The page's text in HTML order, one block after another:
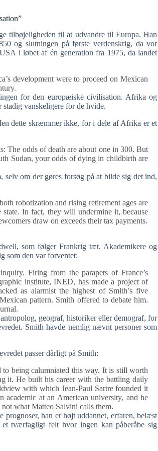
tilbøjeligheden til at udvandre til Europa. Han
og slutningen på første verdenskrig, da vor
i løbet af én generation fra 1975, da landet
development were to proceed on Mexican
for den europæiske civilisation. Afrika og
vanskeligere for de hvide.
dette skræmmer ikke, for i dele af Afrika er et
The odds of death are about one in 300. But
Sudan, your odds of dying in childbirth are
selv om der gøres forsøg på at bilde sig det ind,
robotization and rising retirement ages are
In fact, they will undermine it, because
draw on exceeds their tax payments.
som følger Frankrig tæt. Akademikere og
som den var forventet:
Firing from the parapets of France’s
institute, INED, has made a project of
as alarmist the highest of Smith’s five
pattern. Smith offered to debate him.
geograf, historiker eller demograf, for
Smith havde nemlig nævnt personer som
passer dårligt på Smith:
being calumniated this way. It is still worth
it. He built his career with the battling daily
with which Jean-Paul Sartre founded it
academic at an American university, and he
what Matteo Salvini calls them.
han er højt uddannet, erfaren, belæst
tværfagligt felt hvor ingen kan påberåbe sig